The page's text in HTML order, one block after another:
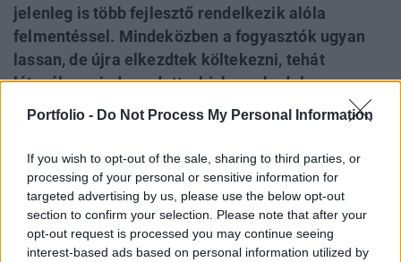
Portfolio - Do Not Process My Personal Information
If you wish to opt-out of the sale, sharing to third parties, or
processing of your personal or sensitive information for
targeted advertising by us, please use the below opt-out
section to confirm your selection. Please note that after your
opt-out request is processed you may continue seeing
interest-based ads based on personal information utilized by
jelenleg is több fejlesztő rendelkezik alóla
felmentéssel. Mindeközben a fogyasztók ugyan
lassan, de újra elkezdtek költekezni, tehát
látszólag minden adott a kiskereskedelem
fellendüléséhez és ahhoz, hogy új
kell ahhoz, hogy eljöjjön a plázázók Kánaánja és
mi vár a jövőben a vásárlókra? A bérlői oldal
fejtette ki véleményét a retail szektor hazai és
régiós jövőjéről az RICS Tea&Talk kerekasztal-
beszélgetésén.